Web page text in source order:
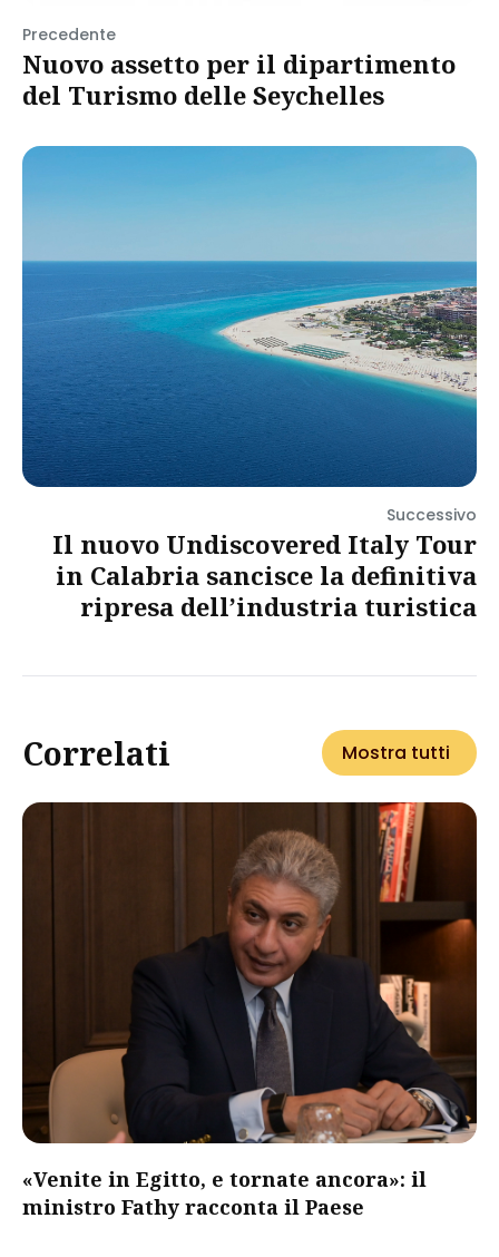
Precedente
Nuovo assetto per il dipartimento
del Turismo delle Seychelles
Successivo
Il nuovo Undiscovered Italy Tour
in Calabria sancisce la definitiva
ripresa dell’industria turistica
Correlati Mostra tutti
«Venite in Egitto, e tornate ancora»: il
ministro Fathy racconta il Paese